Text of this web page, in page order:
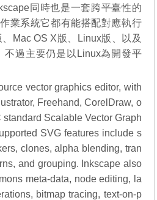
同時也是一套跨平臺性的
業系統它都有能搭配對應執行
Mac OS X版、Linux版、以及
不過主要仍是以Linux為開發平
vector graphics editor, with
Freehand, CorelDraw, o
Scalable Vector Graph
SVG features include s
clones, alpha blending, tran
and grouping. Inkscape also
meta-data, node editing, la
bitmap tracing, text-on-p